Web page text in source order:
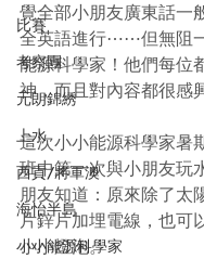
比賽
考察團
元朗錦綉
上水
西貢/將軍澳
海怡半島
小小能源科學家
覺全部小朋友廣東話一
全英語進行⋯⋯但無阻
能源科學家！他們每位
神，而且對內容都很感
這次小小能源科學家暑
班中第一次與小朋友玩
朋友知道：原來除了太
片鋅片加埋電線，也可
小小燈泡。